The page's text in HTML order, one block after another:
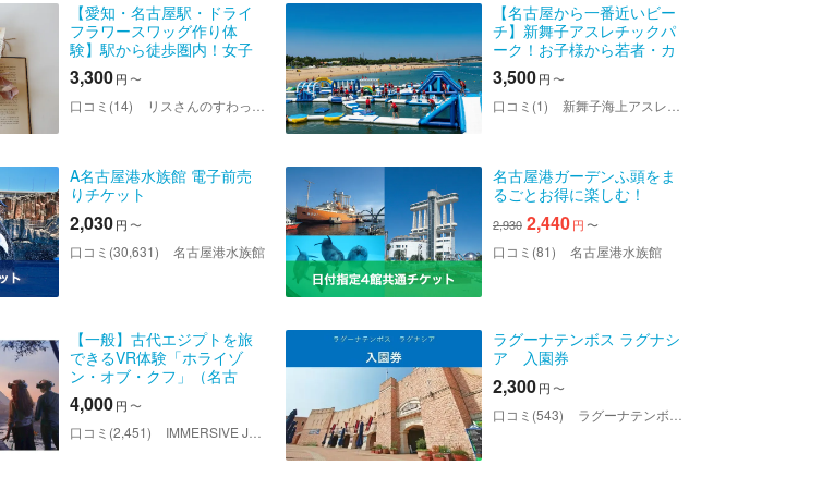
【愛知・名古屋駅・ドライ
フラワースワッグ作り体
験】駅から徒歩圏内！女子
会・カップルデートでおす
すめ！"インスタ映え"な《バ
ラ一輪》のインテリア作り♪
3,300円 〜
口コミ(14) リスさんのすわっぐはうす
【名古屋から一番近いビー
チ】新舞子アスレチックパ
ーク！お子様から若者・カ
ップルまでみんなで楽しめ
る！！ ※小学生の方が利用の
際は1～２名に対し保護者
3,500円 〜
口コミ(1) 新舞子海上アスレチックパーク
A名古屋港水族館 電子前売
りチケット
2,030円 〜
口コミ(30,631) 名古屋港水族館
名古屋港ガーデンふ頭をま
るごとお得に楽しむ！
2,930 2,440円 〜
口コミ(81) 名古屋港水族館
【一般】古代エジプトを旅
できるVR体験「ホライゾ
ン・オブ・クフ」（名古
屋）
4,000円 〜
口コミ(2,451) IMMERSIVE JOURNEY イマーシブジャーニー名古屋
ラグーナテンボス ラグナシ
ア 入園券
2,300円 〜
口コミ(543) ラグーナテンボス ラグナシア